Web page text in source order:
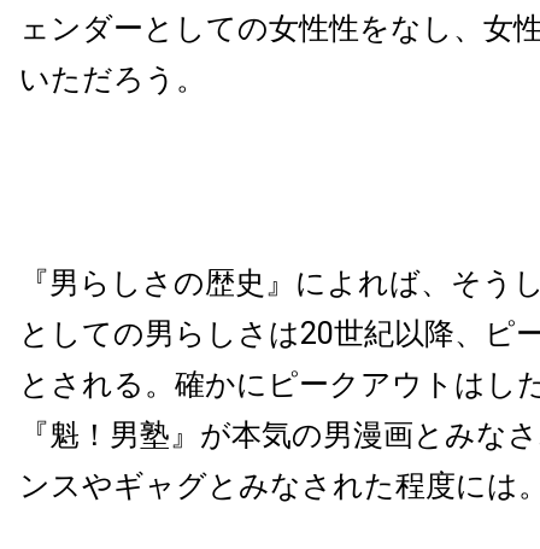
ェンダーとしての女性性をなし、女
いただろう。
『男らしさの歴史』によれば、そう
としての男らしさは20世紀以降、ピ
とされる。確かにピークアウトはし
『魁！男塾』が本気の男漫画とみな
ンスやギャグとみなされた程度には